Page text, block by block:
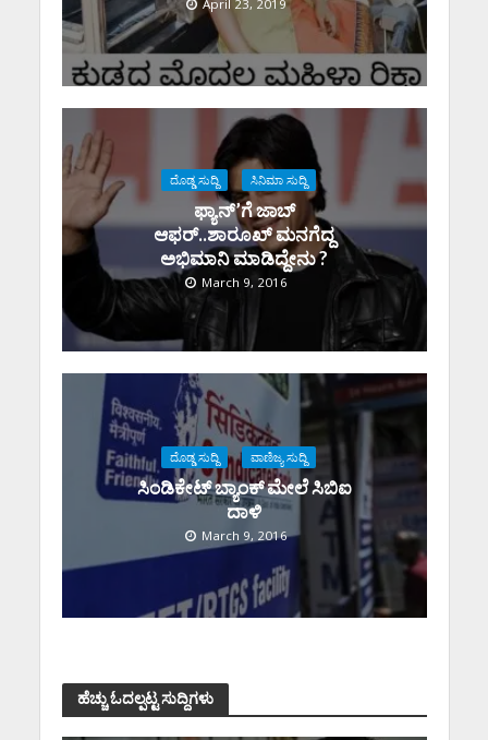
April 23, 2019
ದೊಡ್ಡ ಸುದ್ದಿ ಸಿನಿಮಾ ಸುದ್ದಿ
ಫ್ಯಾನ್’ಗೆ ಜಾಬ್
ಆಫರ್..ಶಾರೂಖ್ ಮನಗೆದ್ದ
ಅಭಿಮಾನಿ ಮಾಡಿದ್ದೇನು ?
March 9, 2016
ದೊಡ್ಡ ಸುದ್ದಿ ವಾಣಿಜ್ಯ ಸುದ್ದಿ
ಸಿಂಡಿಕೇಟ್ ಬ್ಯಾಂಕ್ ಮೇಲೆ ಸಿಬಿಐ
ದಾಳಿ
March 9, 2016
ಹೆಚ್ಚು ಓದಲ್ಪಟ್ಟ ಸುದ್ದಿಗಳು